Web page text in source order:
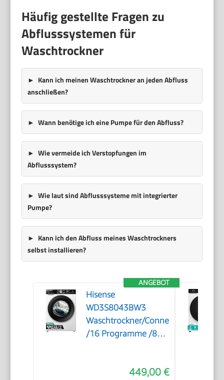
Häufig gestellte Fragen zu
Abflusssystemen für
Waschtrockner
Kann ich meinen Waschtrockner an jeden Abfluss
anschließen?
Wann benötige ich eine Pumpe für den Abfluss?
Wie vermeide ich Verstopfungen im
Abflusssystem?
Wie laut sind Abflusssysteme mit integrierter
Pumpe?
Kann ich den Abfluss meines Waschtrockners
selbst installieren?
ANGEBOT
Hisense
WD3S8043BW3
Waschtrockner/ConnectLife
/16 Programme /8
449,00 €